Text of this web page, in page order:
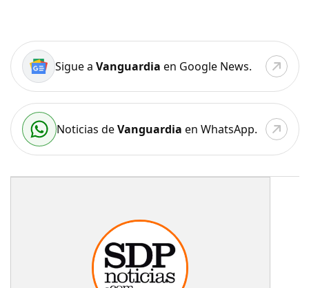
Sigue a Vanguardia en Google News.
Noticias deVanguardia en WhatsApp.